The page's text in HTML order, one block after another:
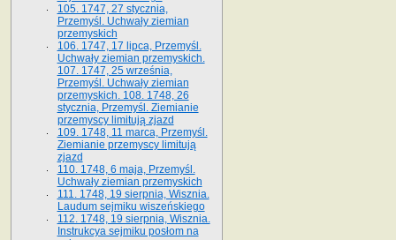
105. 1747, 27 stycznia,
Przemyśl. Uchwały ziemian
przemyskich
106. 1747, 17 lipca, Przemyśl.
Uchwały ziemian przemyskich.
107. 1747, 25 września,
Przemyśl. Uchwały ziemian
przemyskich. 108. 1748, 26
stycznia, Przemyśl. Ziemianie
przemyscy limitują zjazd
109. 1748, 11 marca, Przemyśl.
Ziemianie przemyscy limitują
zjazd
110. 1748, 6 maja, Przemyśl.
Uchwały ziemian przemyskich
111. 1748, 19 sierpnia, Wisznia.
Laudum sejmiku wiszeńskiego
112. 1748, 19 sierpnia, Wisznia.
Instrukcya sejmiku posłom na